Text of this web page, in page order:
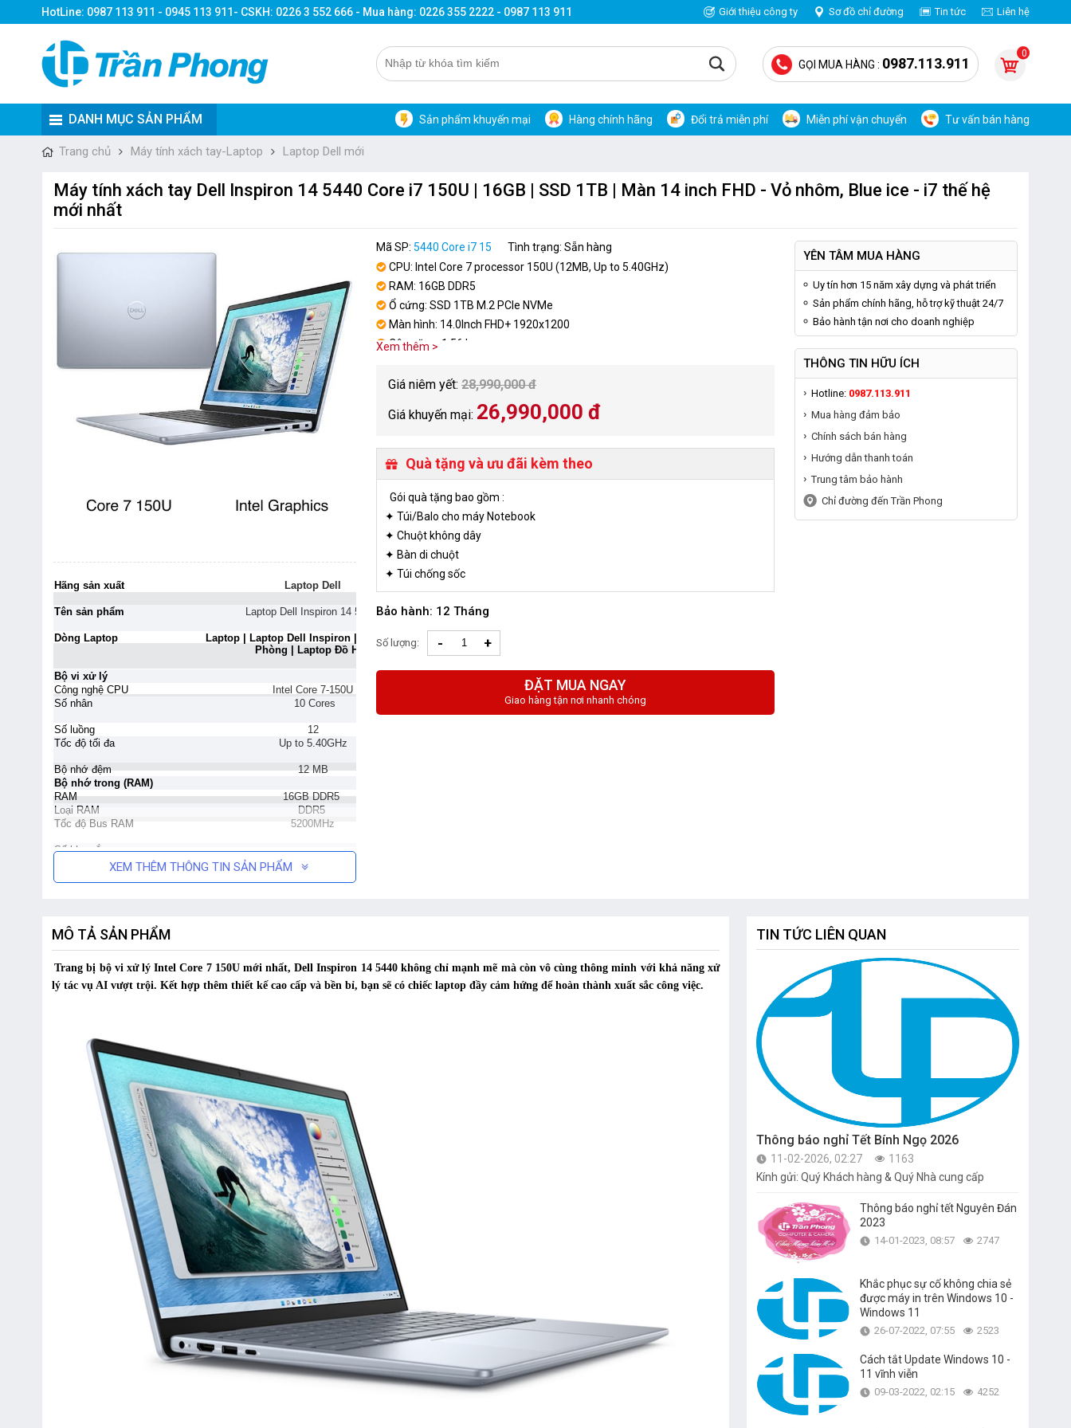
Giới thiệu công ty Sơ đồ chỉ đường Tin tức Liên hệ
HotLine: 0987 113 911 - 0945 113 911- CSKH: 0226 3 552 666 - Mua hàng: 0226 355 2222 - 0987 113 911
0
GỌI MUA HÀNG : 0987.113.911
DANH MỤC SẢN PHẨM Tư vấn bán hàng
Miễn phí vận chuyển
Đổi trả miễn phí
Hàng chính hãng
Sản phẩm khuyến mại
Trang chủ Máy tính xách tay-Laptop Laptop Dell mới
Máy tính xách tay Dell Inspiron 14 5440 Core i7 150U | 16GB | SSD 1TB | Màn 14 inch FHD - Vỏ nhôm, Blue ice - i7 thế hệ
mới nhất
Hãng sản xuất Laptop Dell
Tên sản phẩm Laptop Dell Inspiron 14 5440
Dòng Laptop
Laptop | Laptop Dell Inspiron | Laptop Văn
Phòng | Laptop Đồ Họa
Bộ vi xử lý
Công nghệ CPU
Intel Core 7-150U
Số nhân
10 Cores
Số luồng
12
Tốc độ tối đa
Up to 5.40GHz
Bộ nhớ đệm
12 MB
Bộ nhớ trong (RAM)
RAM
16GB DDR5
Loại RAM
DDR5
Tốc độ Bus RAM
5200MHz
Số khe cắm -
Tốc độ vòng quay
Khe cắm SSD mở rộng
Màn hình
Kích thước màn hình
14.0Inch
Công nghệ màn hình
Đồ Họa (VGA)
Card màn hình
Kết nối (Network)
Realtek Wi-Fi 6 RTL8852BE, 2x2, 802.11ax
Bluetooth
Bàn phím , Chuột
Kiểu bàn phím
Bàn phím tiêu chuẩn
Cảm ứng đa điểm
Giao tiếp mở rộng
2 USB 3.2 Gen 1 (5 Gbps) ports
1 USB 3.2 Gen 2 (10 Gbps) Type-C®
with Power Delivery
and DisplayPort™
1 HDMI 1.4 port*
1 power-adapter port
Kết nối HDMI/VGA
1 HDMI 1.4 port
1 headset (headphone and microphone combo) port
720p at 30 fps HD RGB camera, Single microphones
-
2 Loa
4Cell 54WHrs
Đi kèm
Windows 11 Home
XEM THÊM THÔNG TIN SẢN PHẨM
Mã SP: 5440 Core i7 15
Tình trạng: Sẵn hàng
CPU: Intel Core 7 processor 150U (12MB, Up to 5.40GHz)
RAM: 16GB DDR5
Ổ cứng: SSD 1TB M.2 PCIe NVMe
Màn hình: 14.0Inch FHD+ 1920x1200
Cân nặng: 1.56 kg
OS: Windows 11 Home bản quyền
Xem thêm >
Giá niêm yết: 28,990,000 đ
Giá khuyến mại: 26,990,000 đ
Quà tặng và ưu đãi kèm theo
Gói quà tặng bao gồm :
✦ Túi/Balo cho máy Notebook
✦ Chuột không dây
✦ Bàn di chuột
✦ Túi chống sốc
Bảo hành: 12 Tháng
Số lượng: - +
ĐẶT MUA NGAY
Giao hàng tận nơi nhanh chóng
YÊN TÂM MUA HÀNG
Uy tín hơn 15 năm xây dựng và phát triển
Sản phẩm chính hãng, hỗ trợ kỹ thuật 24/7
Bảo hành tận nơi cho doanh nghiệp
THÔNG TIN HỮU ÍCH
Hotline: 0987.113.911
Mua hàng đảm bảo
Chính sách bán hàng
Hướng dẫn thanh toán
Trung tâm bảo hành
Chỉ đường đến Trần Phong
TIN TỨC LIÊN QUAN
Thông báo nghỉ Tết Bính Ngọ 2026
11-02-2026, 02:27
1163
Kính gửi: Quý Khách hàng & Quý Nhà cung cấp
Thông báo nghỉ tết Nguyên Đán
2023
14-01-2023, 08:57 2747
Khắc phục sự cố không chia sẻ
được máy in trên Windows 10 -
Windows 11
26-07-2022, 07:55 2523
Cách tắt Update Windows 10 -
11 vĩnh viễn
09-03-2022, 02:15 4252
MÔ TẢ SẢN PHẨM
Trang bị bộ vi xử lý Intel Core 7 150U mới nhất, Dell Inspiron 14 5440 không chỉ mạnh mẽ mà còn vô cùng thông minh với khả năng xử
lý tác vụ AI vượt trội. Kết hợp thêm thiết kế cao cấp và bền bỉ, bạn sẽ có chiếc laptop đầy cảm hứng để hoàn thành xuất sắc công việc.